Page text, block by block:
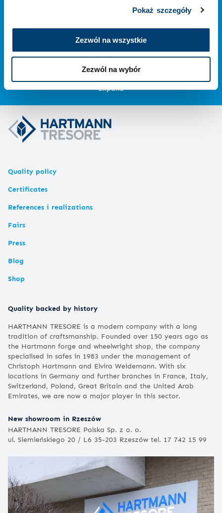
Pokaż szczegóły
Zezwól na wszystkie
Zezwól na wybór
Modular vaults
Expand
Quality policy
Certificates
References i realizations
Fairs
Press
Blog
Shop
Quality backed by history
HARTMANN TRESORE is a modern company with a long
tradition of craftsmanship. Founded over 150 years ago as
the Hartmann forge and wheelwright shop, the company
specialised in safes in 1983 under the management of
Christoph Hartmann and Elvira Weidemann. With six
locations in Germany and further branches in France, Italy,
Switzerland, Poland, Great Britain and the United Arab
Emirates, we are now a major player in this sector.
New showroom in Rzeszów
HARTMANN TRESORE Polska Sp. z o. o.
ul. Siemieńskiego 20 / L6 35-203 Rzeszów tel. 17 742 15 99